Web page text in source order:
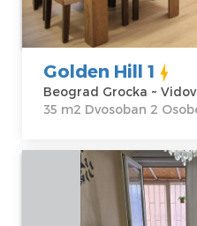
Vinča
Cena45 €
Golden Hill 1
Beograd Grocka ~
35 m2 Dvosoban 2
Dvosoban Apartman
Beograd Grocka nov